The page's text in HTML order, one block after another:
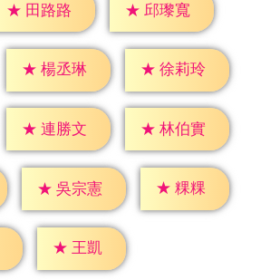
★ 田路路 ★ 邱瓈寬
★ 楊丞琳 ★ 徐莉玲
★ 連勝文 ★ 林伯實
★ 吳宗憲 ★ 粿粿
★ 王凱